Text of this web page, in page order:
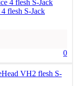
flesh S-Jack
0